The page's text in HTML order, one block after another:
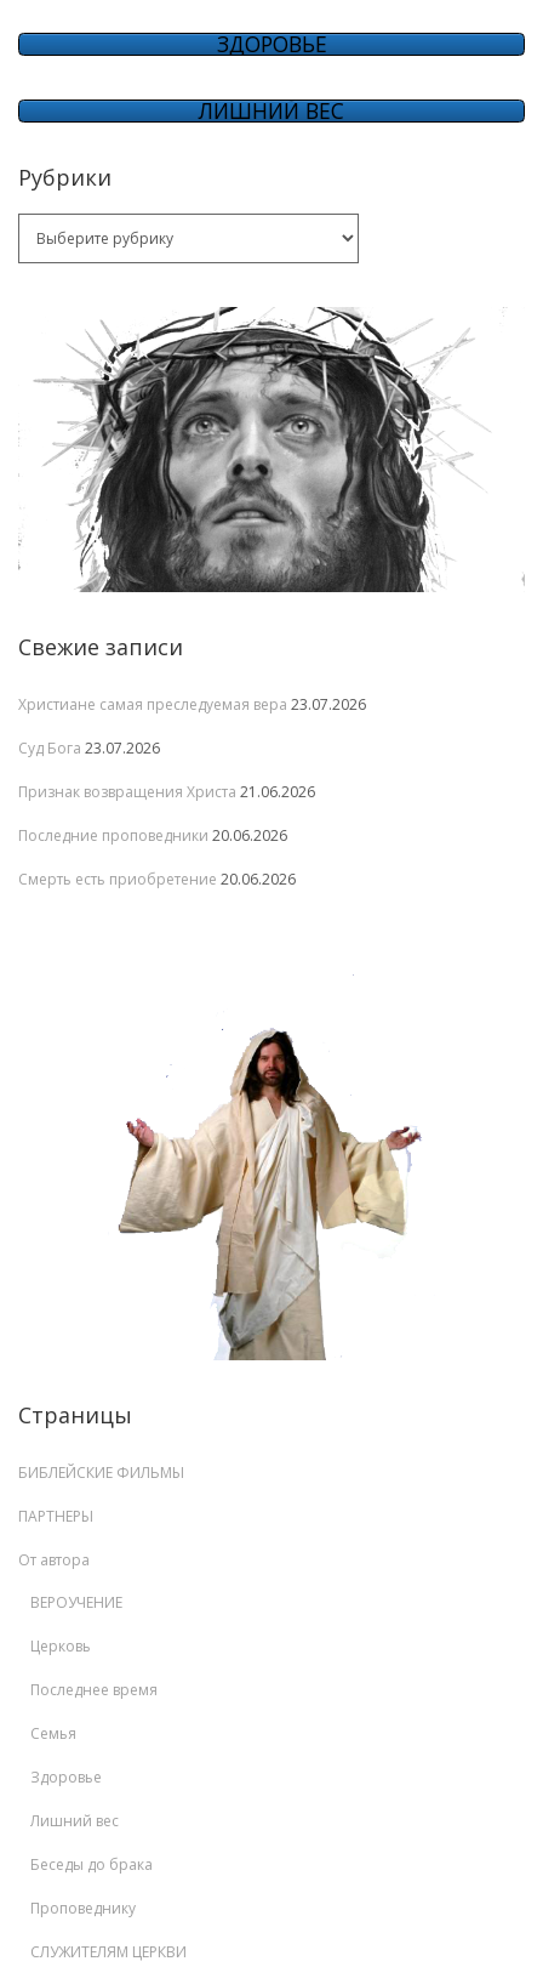
ЗДОРОВЬЕ
ЛИШНИЙ ВЕС
Рубрики
Свежие записи
Христиане самая преследуемая вера 23.07.2026
Суд Бога 23.07.2026
Признак возвращения Христа 21.06.2026
Последние проповедники 20.06.2026
Смерть есть приобретение 20.06.2026
Страницы
БИБЛЕЙСКИЕ ФИЛЬМЫ
ПАРТНЕРЫ
От автора
ВЕРОУЧЕНИЕ
Церковь
Последнее время
Семья
Здоровье
Лишний вес
Беседы до брака
Проповеднику
СЛУЖИТЕЛЯМ ЦЕРКВИ